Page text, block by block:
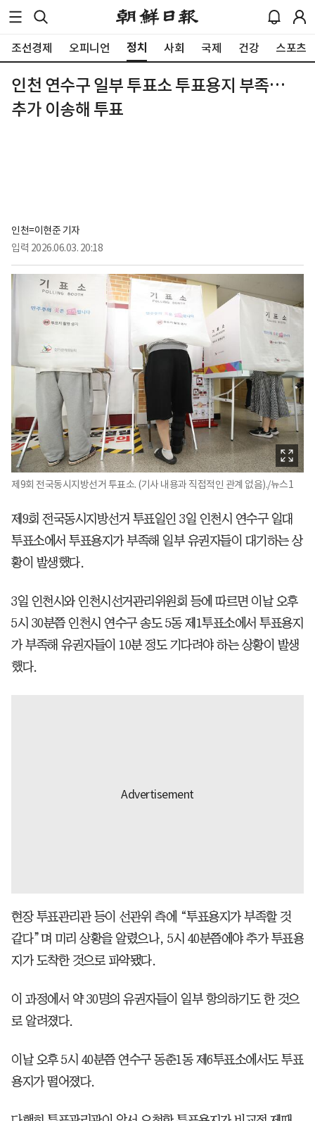
조선경제 오피니언 정치 사회 국제 건강 스포츠
인천 연수구 일부 투표소 투표용지 부족…
추가 이송해 투표
인천=이현준 기자
입력 2026.06.03. 20:18
제9회 전국동시지방선거 투표소. (기사 내용과 직접적인 관계 없음)./뉴스1
제9회 전국동시지방선거 투표일인 3일 인천시 연수구 일대
투표소에서 투표용지가 부족해 일부 유권자들이 대기하는 상
황이 발생했다.
3일 인천시와 인천시선거관리위원회 등에 따르면 이날 오후
5시 30분쯤 인천시 연수구 송도 5동 제1투표소에서 투표용지
가 부족해 유권자들이 10분 정도 기다려야 하는 상황이 발생
했다.
현장 투표관리관 등이 선관위 측에 “투표용지가 부족할 것
같다”며 미리 상황을 알렸으나, 5시 40분쯤에야 추가 투표용
지가 도착한 것으로 파악됐다.
이 과정에서 약 30명의 유권자들이 일부 항의하기도 한 것으
로 알려졌다.
이날 오후 5시 40분쯤 연수구 동춘1동 제6투표소에서도 투표
용지가 떨어졌다.